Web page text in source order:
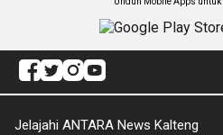
Jelajahi ANTARA News Kalteng